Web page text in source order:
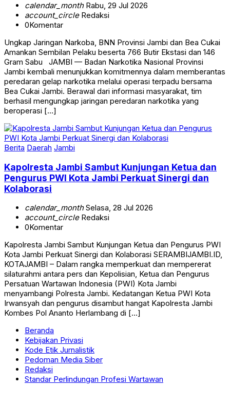
calendar_monthRabu, 29 Jul 2026
account_circleRedaksi
0Komentar
Ungkap Jaringan Narkoba, BNN Provinsi Jambi dan Bea Cukai
Amankan Sembilan Pelaku beserta 766 Butir Ekstasi dan 146
Gram Sabu JAMBI — Badan Narkotika Nasional Provinsi
Jambi kembali menunjukkan komitmennya dalam memberantas
peredaran gelap narkotika melalui operasi terpadu bersama
Bea Cukai Jambi. Berawal dari informasi masyarakat, tim
berhasil mengungkap jaringan peredaran narkotika yang
beroperasi […]
Berita Daerah Jambi
Kapolresta Jambi Sambut Kunjungan Ketua dan
Pengurus PWI Kota Jambi Perkuat Sinergi dan
Kolaborasi
calendar_monthSelasa, 28 Jul 2026
account_circleRedaksi
0Komentar
Kapolresta Jambi Sambut Kunjungan Ketua dan Pengurus PWI
Kota Jambi Perkuat Sinergi dan Kolaborasi SERAMBIJAMBI.ID,
KOTAJAMBI – Dalam rangka memperkuat dan mempererat
silaturahmi antara pers dan Kepolisian, Ketua dan Pengurus
Persatuan Wartawan Indonesia (PWI) Kota Jambi
menyambangi Polresta Jambi. Kedatangan Ketua PWI Kota
Irwansyah dan pengurus disambut hangat Kapolresta Jambi
Kombes Pol Ananto Herlambang di […]
Beranda
Kebijakan Privasi
Kode Etik Jurnalistik
Pedoman Media Siber
Redaksi
Standar Perlindungan Profesi Wartawan